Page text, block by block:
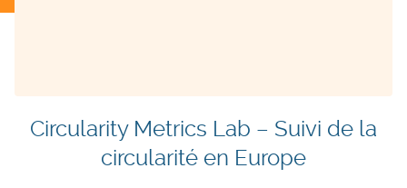
Circularity Metrics Lab – Suivi de la
circularité en Europe